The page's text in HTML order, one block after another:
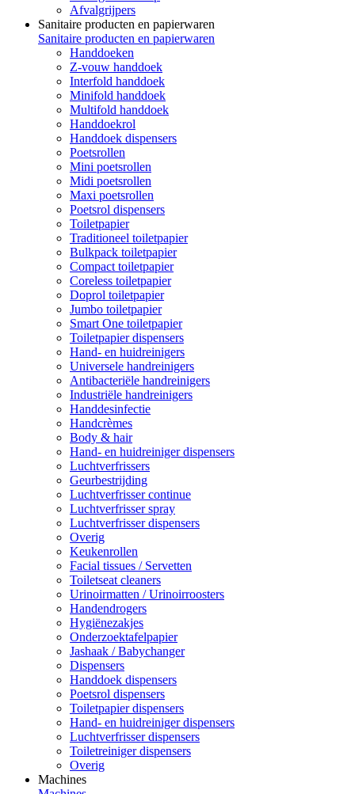
Afvalgrijpers
Sanitaire producten en papierwaren
Sanitaire producten en papierwaren
Handdoeken
Z-vouw handdoek
Interfold handdoek
Minifold handdoek
Multifold handdoek
Handdoekrol
Handdoek dispensers
Poetsrollen
Mini poetsrollen
Midi poetsrollen
Maxi poetsrollen
Poetsrol dispensers
Toiletpapier
Traditioneel toiletpapier
Bulkpack toiletpapier
Compact toiletpapier
Coreless toiletpapier
Doprol toiletpapier
Jumbo toiletpapier
Smart One toiletpapier
Toiletpapier dispensers
Hand- en huidreinigers
Universele handreinigers
Antibacteriële handreinigers
Industriële handreinigers
Handdesinfectie
Handcrèmes
Body & hair
Hand- en huidreiniger dispensers
Luchtverfrissers
Geurbestrijding
Luchtverfrisser continue
Luchtverfrisser spray
Luchtverfrisser dispensers
Overig
Keukenrollen
Facial tissues / Servetten
Toiletseat cleaners
Urinoirmatten / Urinoirroosters
Handendrogers
Hygiënezakjes
Onderzoektafelpapier
Jashaak / Babychanger
Dispensers
Handdoek dispensers
Poetsrol dispensers
Toiletpapier dispensers
Hand- en huidreiniger dispensers
Luchtverfrisser dispensers
Toiletreiniger dispensers
Overig
Machines